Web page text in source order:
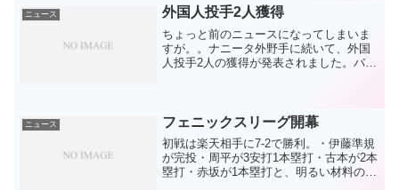
まとめればそんな感じ。具体的に20本、
90打点という数字を出...
ニュース 外国人投手2人獲得
ちょっと前のニュースになってしまいま
すが。。ナニータ外野手に続いて、外国
人投手2人の獲得が発表されました。バル
うですが、5億の予算は...
ニュース フェニックスリーグ開幕
初戦は楽天相手に7-2で勝利。・伊藤準規
が完投・周平が3安打1本塁打・古本が2本
塁打・赤坂が1本塁打と、明るい材料の多